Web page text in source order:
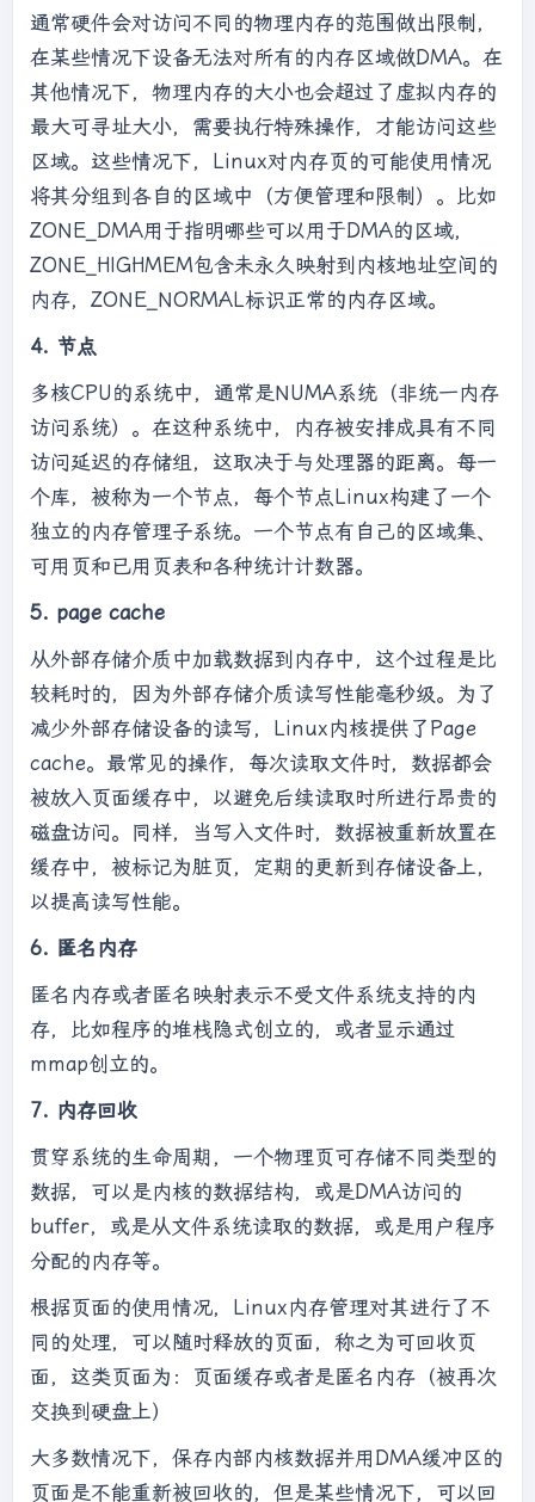
通常硬件会对访问不同的物理内存的范围做出限制，
在某些情况下设备无法对所有的内存区域做DMA。在
其他情况下，物理内存的大小也会超过了虚拟内存的
最大可寻址大小，需要执行特殊操作，才能访问这些
区域。这些情况下，Linux对内存页的可能使用情况
将其分组到各自的区域中（方便管理和限制）。比如
ZONE_DMA用于指明哪些可以用于DMA的区域，
ZONE_HIGHMEM包含未永久映射到内核地址空间的
内存，ZONE_NORMAL标识正常的内存区域。
4. 节点
多核CPU的系统中，通常是NUMA系统（非统一内存
访问系统）。在这种系统中，内存被安排成具有不同
访问延迟的存储组，这取决于与处理器的距离。每一
个库，被称为一个节点，每个节点Linux构建了一个
独立的内存管理子系统。一个节点有自己的区域集、
可用页和已用页表和各种统计计数器。
5. page cache
从外部存储介质中加载数据到内存中，这个过程是比
较耗时的，因为外部存储介质读写性能毫秒级。为了
减少外部存储设备的读写，Linux内核提供了Page
cache。最常见的操作，每次读取文件时，数据都会
被放入页面缓存中，以避免后续读取时所进行昂贵的
磁盘访问。同样，当写入文件时，数据被重新放置在
缓存中，被标记为脏页，定期的更新到存储设备上，
以提高读写性能。
6. 匿名内存
匿名内存或者匿名映射表示不受文件系统支持的内
存，比如程序的堆栈隐式创立的，或者显示通过
mmap创立的。
7. 内存回收
贯穿系统的生命周期，一个物理页可存储不同类型的
数据，可以是内核的数据结构，或是DMA访问的
buffer，或是从文件系统读取的数据，或是用户程序
分配的内存等。
根据页面的使用情况，Linux内存管理对其进行了不
同的处理，可以随时释放的页面，称之为可回收页
面，这类页面为：页面缓存或者是匿名内存（被再次
交换到硬盘上）
大多数情况下，保存内部内核数据并用DMA缓冲区的
页面是不能重新被回收的，但是某些情况下，可以回